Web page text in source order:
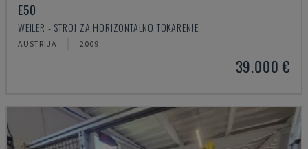
E50
WEILER - STROJ ZA HORIZONTALNO TOKARENJE
AUSTRIJA 2009
39.000 €